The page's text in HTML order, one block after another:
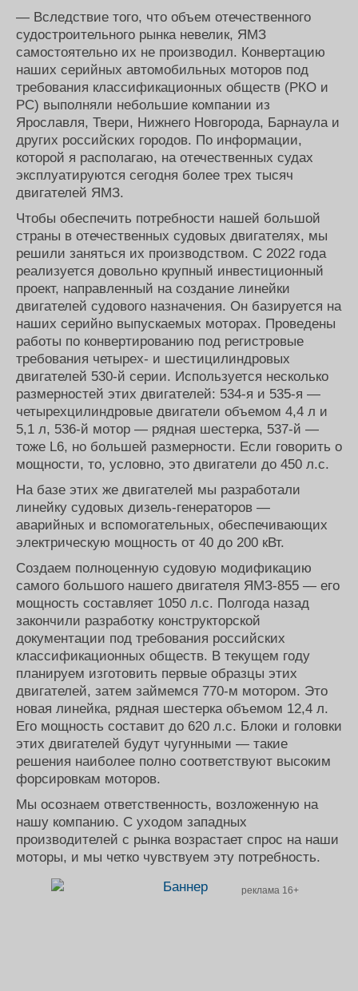
— Вследствие того, что объем отечественного
судостроительного рынка невелик, ЯМЗ
самостоятельно их не производил. Конвертацию
наших серийных автомобильных моторов под
требования классификационных обществ (РКО и
РС) выполняли небольшие компании из
Ярославля, Твери, Нижнего Новгорода, Барнаула и
других российских городов. По информации,
которой я располагаю, на отечественных судах
эксплуатируются сегодня более трех тысяч
двигателей ЯМЗ.
Чтобы обеспечить потребности нашей большой
страны в отечественных судовых двигателях, мы
решили заняться их производством. С 2022 года
реализуется довольно крупный инвестиционный
проект, направленный на создание линейки
двигателей судового назначения. Он базируется на
наших серийно выпускаемых моторах. Проведены
работы по конвертированию под регистровые
требования четырех- и шестицилиндровых
двигателей 530-й серии. Используется несколько
размерностей этих двигателей: 534-я и 535-я —
четырехцилиндровые двигатели объемом 4,4 л и
5,1 л, 536-й мотор — рядная шестерка, 537-й —
тоже L6, но большей размерности. Если говорить о
мощности, то, условно, это двигатели до 450 л.с.
На базе этих же двигателей мы разработали
линейку судовых дизель-генераторов —
аварийных и вспомогательных, обеспечивающих
электрическую мощность от 40 до 200 кВт.
Создаем полноценную судовую модификацию
самого большого нашего двигателя ЯМЗ-855 — его
мощность составляет 1050 л.с. Полгода назад
закончили разработку конструкторской
документации под требования российских
классификационных обществ. В текущем году
планируем изготовить первые образцы этих
двигателей, затем займемся 770-м мотором. Это
новая линейка, рядная шестерка объемом 12,4 л.
Его мощность составит до 620 л.с. Блоки и головки
этих двигателей будут чугунными — такие
решения наиболее полно соответствуют высоким
форсировкам моторов.
Мы осознаем ответственность, возложенную на
нашу компанию. С уходом западных
производителей с рынка возрастает спрос на наши
моторы, и мы четко чувствуем эту потребность.
реклама 16+